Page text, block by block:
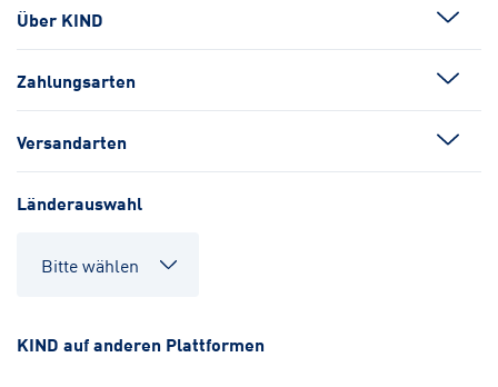
Über KIND
Zahlungsarten
Versandarten
Länderauswahl
KIND auf anderen Plattformen